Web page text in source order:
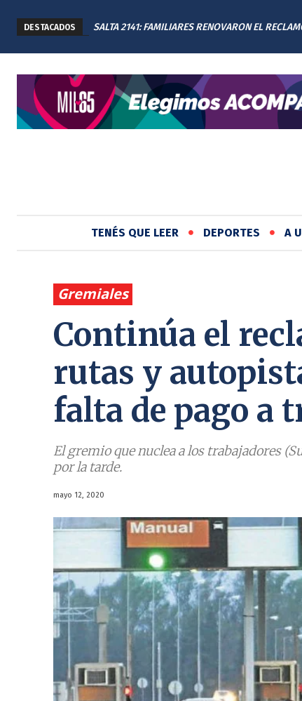
DESTACADOS
SALTA 2141: FAMILIARES RENOVARON EL
TENÉS QUE LEER DEPORTES A
Gremiales
Continúa el
rutas y
falta de pago a
El gremio que nuclea a los trabajadores
por la tarde.
mayo 12, 2020